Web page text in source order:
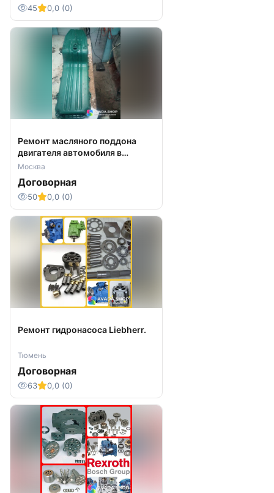
45 0,0 (0)
Ремонт масляного поддона
двигателя автомобиля в
Москве
Москва
Договорная
50 0,0 (0)
Ремонт гидронасоса Liebherr.
Тюмень
Договорная
63 0,0 (0)